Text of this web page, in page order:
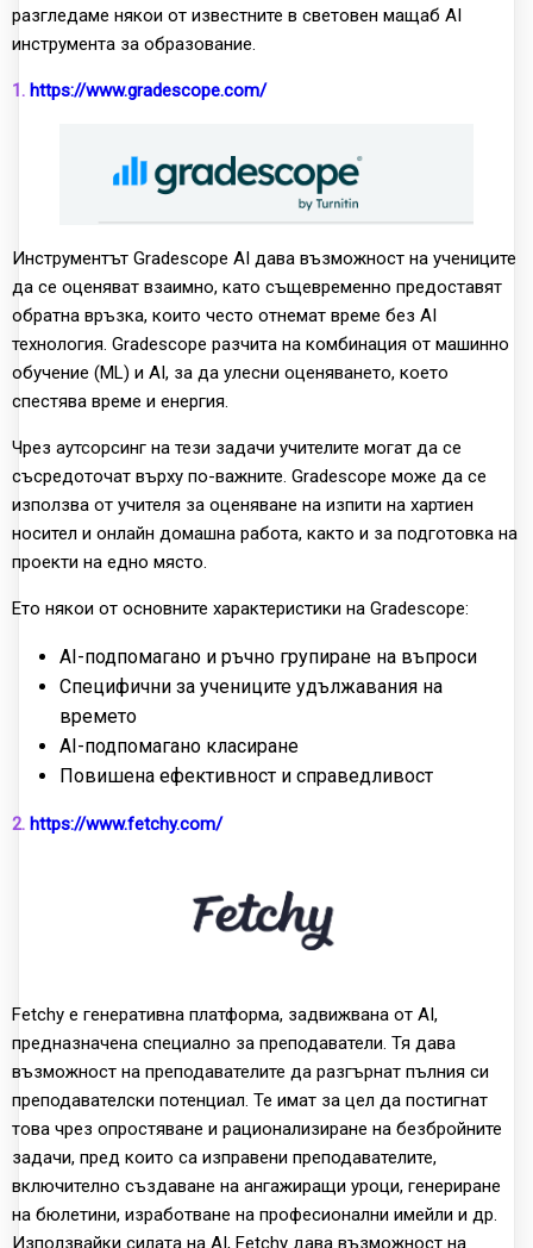
разгледаме някои от известните в световен мащаб AI
инструмента за образование.
1. https://www.gradescope.com/
Инструментът Gradescope AI дава възможност на учениците
да се оценяват взаимно, като същевременно предоставят
обратна връзка, които често отнемат време без AI
технология. Gradescope разчита на комбинация от машинно
обучение (ML) и AI, за да улесни оценяването, което
спестява време и енергия.
Чрез аутсорсинг на тези задачи учителите могат да се
съсредоточат върху по-важните. Gradescope може да се
използва от учителя за оценяване на изпити на хартиен
носител и онлайн домашна работа, както и за подготовка на
проекти на едно място.
Ето някои от основните характеристики на Gradescope:
AI-подпомагано и ръчно групиране на въпроси
Специфични за учениците удължавания на
времето
AI-подпомагано класиране
Повишена ефективност и справедливост
2. https://www.fetchy.com/
Fetchy е генеративна платформа, задвижвана от AI,
предназначена специално за преподаватели. Тя дава
възможност на преподавателите да разгърнат пълния си
преподавателски потенциал. Те имат за цел да постигнат
това чрез опростяване и рационализиране на безбройните
задачи, пред които са изправени преподавателите,
включително създаване на ангажиращи уроци, генериране
на бюлетини, изработване на професионални имейли и др.
Използвайки силата на AI, Fetchy дава възможност на